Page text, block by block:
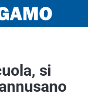
si